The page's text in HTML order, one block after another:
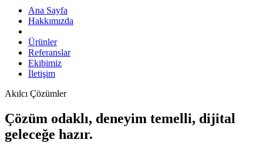
Ana Sayfa
Hakkımızda
Ürünler
Referanslar
Ekibimiz
İletişim
Akılcı Çözümler
Çözüm odaklı, deneyim temelli, dijital
geleceğe hazır.